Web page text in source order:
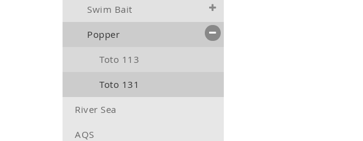
Swim Bait
Popper
Toto 113
Toto 131
River Sea
AQS